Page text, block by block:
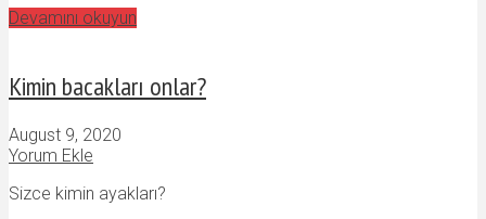
Devamını okuyun
Kimin bacakları onlar?
August 9, 2020
Yorum Ekle
Sizce kimin ayakları?